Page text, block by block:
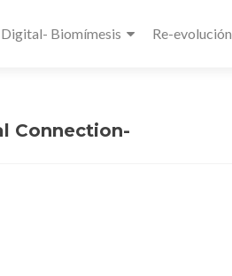
Digital- Biomímesis Re-evolución
Connection-